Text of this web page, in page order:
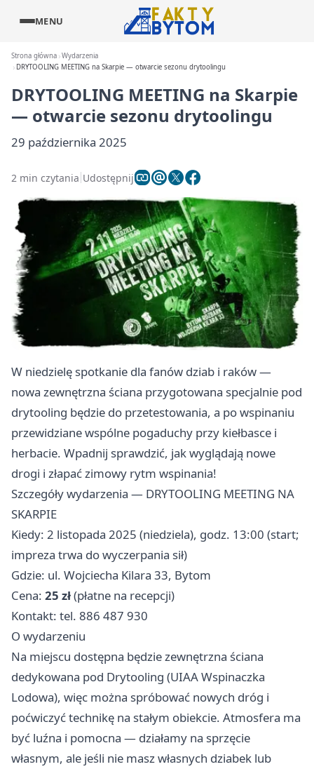
MENU
Strona główna Wydarzenia
DRYTOOLING MEETING na Skarpie — otwarcie sezonu drytoolingu
DRYTOOLING MEETING na Skarpie
— otwarcie sezonu drytoolingu
29 października 2025
2 min czytania Udostępnij
W niedzielę spotkanie dla fanów dziab i raków —
nowa zewnętrzna ściana przygotowana specjalnie pod
drytooling będzie do przetestowania, a po wspinaniu
przewidziane wspólne pogaduchy przy kiełbasce i
herbacie. Wpadnij sprawdzić, jak wyglądają nowe
drogi i złapać zimowy rytm wspinania! ‍
Szczegóły wydarzenia — DRYTOOLING MEETING NA
SKARPIE
Kiedy: 2 listopada 2025 (niedziela), godz. 13:00 (start;
impreza trwa do wyczerpania sił)
Gdzie: ul. Wojciecha Kilara 33, Bytom
Cena: 25 zł(płatne na recepcji)
Kontakt: tel. 886 487 930
O wydarzeniu
Na miejscu dostępna będzie zewnętrzna ściana
dedykowana pod Drytooling (UIAA Wspinaczka
Lodowa), więc można spróbować nowych dróg i
poćwiczyć technikę na stałym obiekcie. Atmosfera ma
być luźna i pomocna — działamy na sprzęcie
własnym, ale jeśli nie masz własnych dziabek lub